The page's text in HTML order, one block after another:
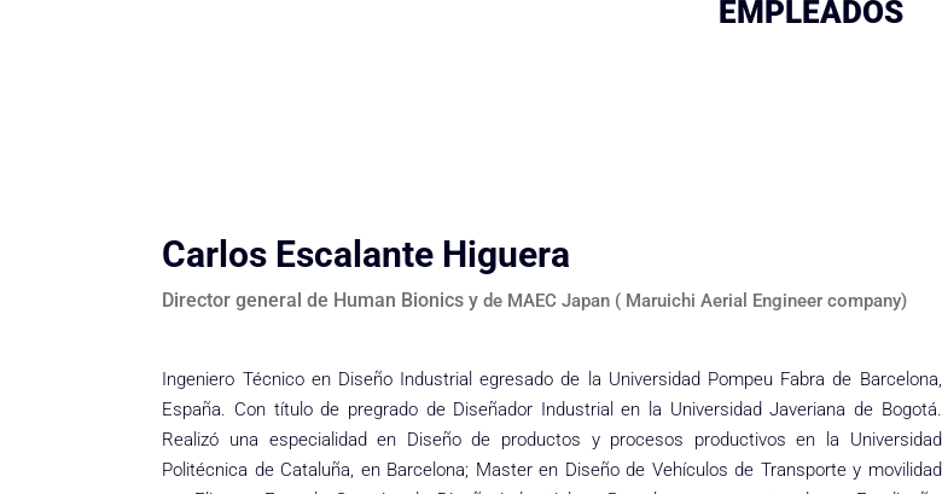
EMPLEADOS
Carlos Escalante Higuera
Director general de Human Bionics yde MAEC Japan ( Maruichi Aerial Engineer company)
Ingeniero Técnico en Diseño Industrial egresado de la Universidad Pompeu Fabra de Barcelona,
España. Con título de pregrado de Diseñador Industrial en la Universidad Javeriana de Bogotá.
Realizó una especialidad en Diseño de productos y procesos productivos en la Universidad
Politécnica de Cataluña, en Barcelona; Master en Diseño de Vehículos de Transporte y movilidad